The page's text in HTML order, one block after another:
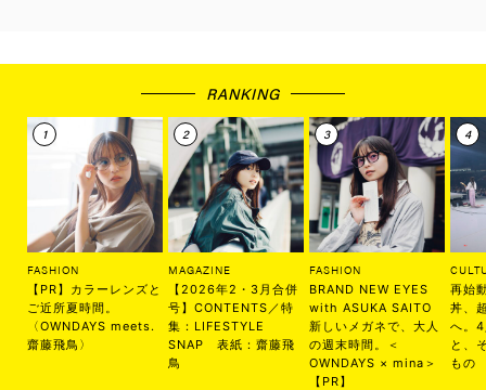
RANKING
FASHION
【PR】カラーレンズと
ご近所夏時間。
〈OWNDAYS meets.
齋藤飛鳥〉
MAGAZINE
【2026年2・3月合併
号】CONTENTS／特
集：LIFESTYLE
SNAP 表紙：齋藤飛
鳥
FASHION
BRAND NEW EYES
with ASUKA SAITO
新しいメガネで、大人
の週末時間。＜
OWNDAYS × mina＞
【PR】
再始
丼、
へ。
と、
もの